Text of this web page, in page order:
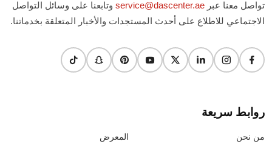
تواصل معنا عبر service@dascenter.ae وتابعنا على وسائل التواصل
الاجتماعي للاطلاع على أحدث المستجدات والأخبار المتعلقة بخدماتنا.
روابط سريعة
من نحن المعرض